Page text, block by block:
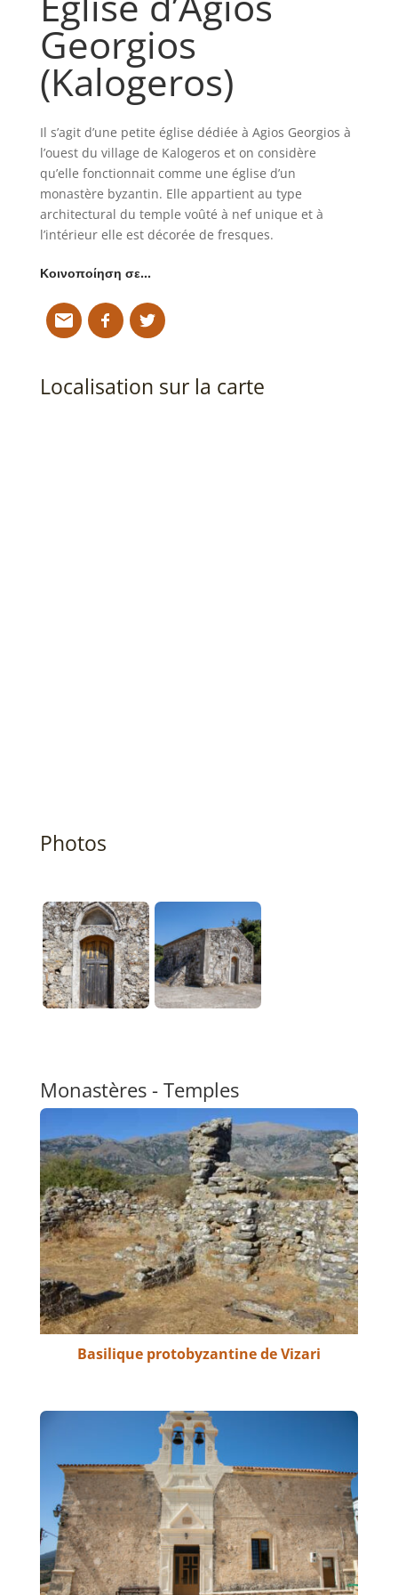
Georgios
(Kalogeros)
Il s’agit d’une petite église dédiée à Agios Georgios à
l’ouest du village de Kalogeros et on considère
qu’elle fonctionnait comme une église d’un
monastère byzantin. Elle appartient au type
architectural du temple voûté à nef unique et à
l’intérieur elle est décorée de fresques.
Κοινοποίηση σε…
Localisation sur la carte
Photos
Monastères - Temples
Basilique protobyzantine de Vizari